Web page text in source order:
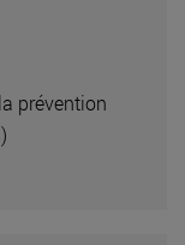
prévention